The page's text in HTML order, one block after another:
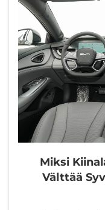
Miksi
Välttää